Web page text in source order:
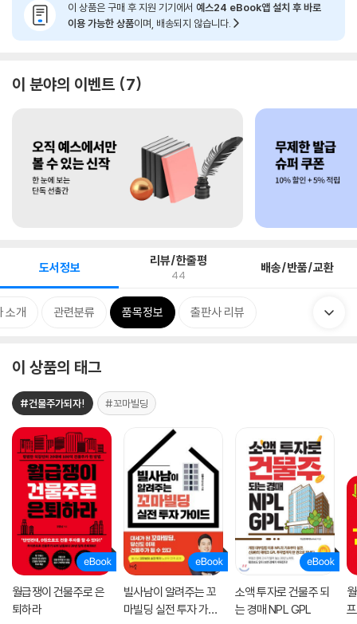
이 상품은 구매 후 지원 기기에서 예스24 eBook앱 설치 후 바로
이용 가능한 상품이며, 배송되지 않습니다.
이 분야의 이벤트 7
도서정보 리뷰/한줄평
44 배송/반품/교환
소개 관련분류 품목정보 출판사 리뷰
이 상품의 태그
#건물주가되자! #꼬마빌딩
월급쟁이 건물주로 은
퇴하라
빌사남이 알려주는 꼬
마빌딩 실전 투자 가이
소액 투자로 건물주 되
는 경매 NPL GPL